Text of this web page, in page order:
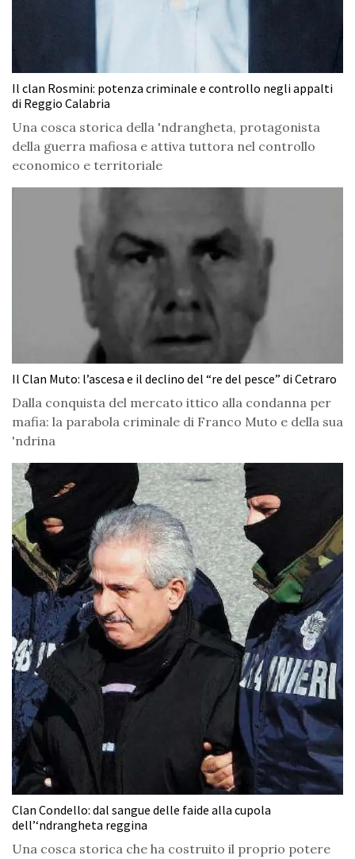
Il clan Rosmini: potenza criminale e controllo negli appalti
di Reggio Calabria
Una cosca storica della 'ndrangheta, protagonista
della guerra mafiosa e attiva tuttora nel controllo
economico e territoriale
Il Clan Muto: l’ascesa e il declino del “re del pesce” di Cetraro
Dalla conquista del mercato ittico alla condanna per
mafia: la parabola criminale di Franco Muto e della sua
'ndrina
Clan Condello: dal sangue delle faide alla cupola
dell’‘ndrangheta reggina
Una cosca storica che ha costruito il proprio potere